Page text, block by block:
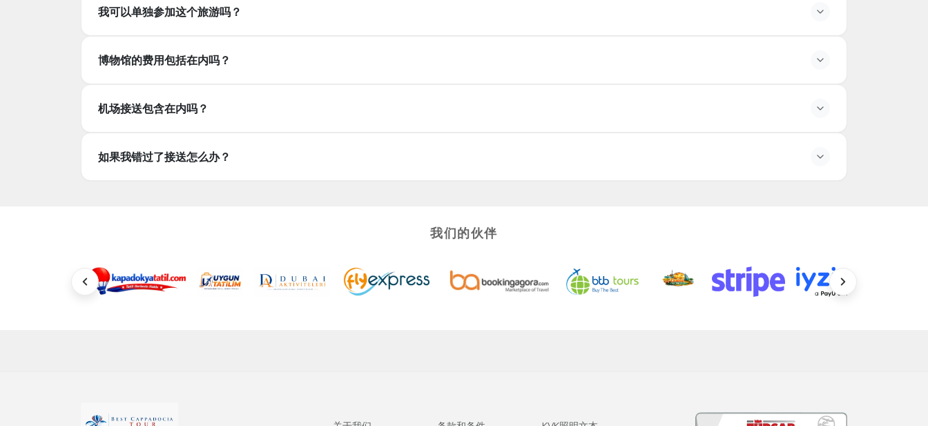
夏天带轻便的衣物，冬天带保暖的层叠衣物，舒适的步行鞋，防晒装备，以及适合凉爽早晨/晚上的夹克。
我可以单独参加这个旅游吗？
是的，这个旅行可以通过飞机团体或私人方式进行。
博物馆的费用包括在内吗？
机场接送包含在内吗？
是的，按行程安排，伊斯坦布尔、丹尼兹利和伊兹密尔的机场接送均已包含。
如果我错过了接送怎么办？
我们的伙伴